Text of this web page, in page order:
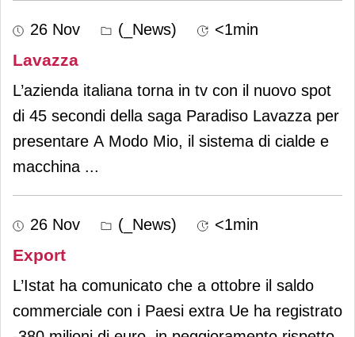
26 Nov (_News) <1min
Lavazza
L’azienda italiana torna in tv con il nuovo spot
di 45 secondi della saga Paradiso Lavazza per
presentare A Modo Mio, il sistema di cialde e
macchina ...
26 Nov (_News) <1min
Export
L’Istat ha comunicato che a ottobre il saldo
commerciale con i Paesi extra Ue ha registrato